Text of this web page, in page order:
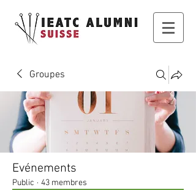
Groupes
Evénements
Public · 43 membres